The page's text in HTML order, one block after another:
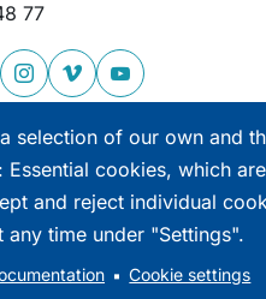
77
selection of our own and
Essential cookies, which
and reject individual
any time under "Settings".
Cookie settings
par Astraga